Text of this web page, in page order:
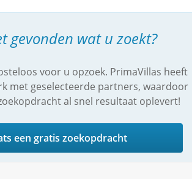
gevonden wat u zoekt?
voor u opzoek. PrimaVillas heeft
met geselecteerde partners, waardoor
al snel resultaat oplevert!
een gratis zoekopdracht